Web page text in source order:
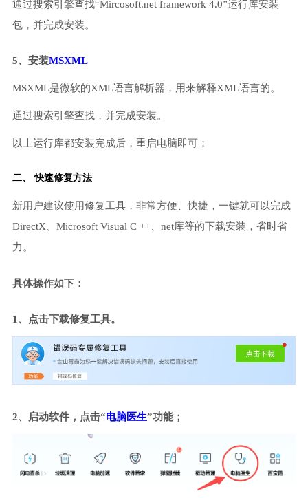
通过搜索引擎查找“Mircosoft.net framework 4.0”运行库安装
包，并完成安装。
5、安装MSXML
MSXML是微软的XML语言解析器，用来解释XML语言的。
通过搜索引擎查找，并完成安装。
以上运行库都安装完成后，重启电脑即可；
二、 快速修复方法
新用户建议使用修复工具，非常方便、快捷，一键就可以完成
DirectX、Microsoft Visual C ++、net库等的下载安装，省时省
力。
具体操作如下：
1、点击下载修复工具。
2、启动软件，点击“电脑医生”功能；